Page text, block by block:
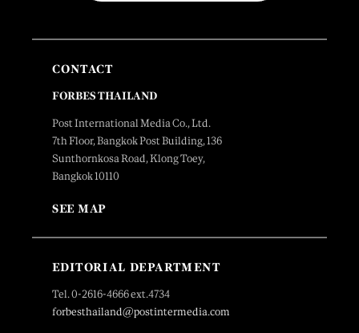
CONTACT
FORBES THAILAND
Post International Media Co., Ltd.
7th Floor, Bangkok Post Building, 136
Sunthornkosa Road, Klong Toey,
Bangkok 10110
SEE MAP
EDITORIAL DEPARTMENT
Tel. 0-2616-4666 ext.4734
forbesthailand@postintermedia.com